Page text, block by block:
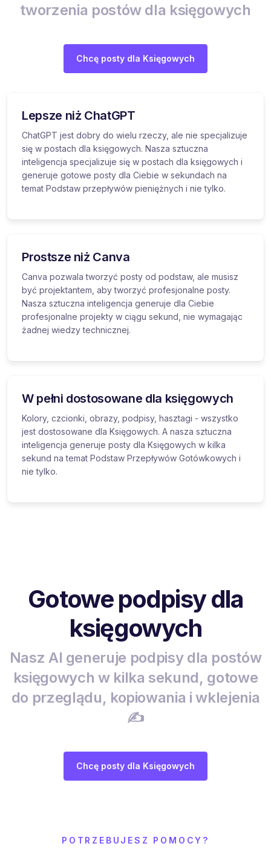
tworzenia postów dla księgowych
Chcę posty dla Księgowych
Lepsze niż ChatGPT
ChatGPT jest dobry do wielu rzeczy, ale nie specjalizuje
się w postach dla księgowych. Nasza sztuczna
inteligencja specjalizuje się w postach dla księgowych i
generuje gotowe posty dla Ciebie w sekundach na
temat Podstaw przepływów pieniężnych i nie tylko.
Prostsze niż Canva
Canva pozwala tworzyć posty od podstaw, ale musisz
być projektantem, aby tworzyć profesjonalne posty.
Nasza sztuczna inteligencja generuje dla Ciebie
profesjonalne projekty w ciągu sekund, nie wymagając
żadnej wiedzy technicznej.
W pełni dostosowane dla księgowych
Kolory, czcionki, obrazy, podpisy, hasztagi - wszystko
jest dostosowane dla Księgowych. A nasza sztuczna
inteligencja generuje posty dla Księgowych w kilka
sekund na temat Podstaw Przepływów Gotówkowych i
nie tylko.
Gotowe podpisy dla
księgowych
Nasz AI generuje podpisy dla postów
księgowych w kilka sekund, gotowe
do przeglądu, kopiowania i wklejenia
✍️
Chcę posty dla Księgowych
POTRZEBUJESZ POMOCY?